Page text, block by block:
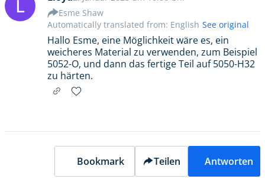
L
Esme Shaw
Hallo Esme, eine Möglichkeit wäre es, ein
weicheres Material zu verwenden, zum Beispiel
5052-O, und dann das fertige Teil auf 5050-H32
zu härten.
Automatically translated from: English See original
Bookmark Teilen Antworten